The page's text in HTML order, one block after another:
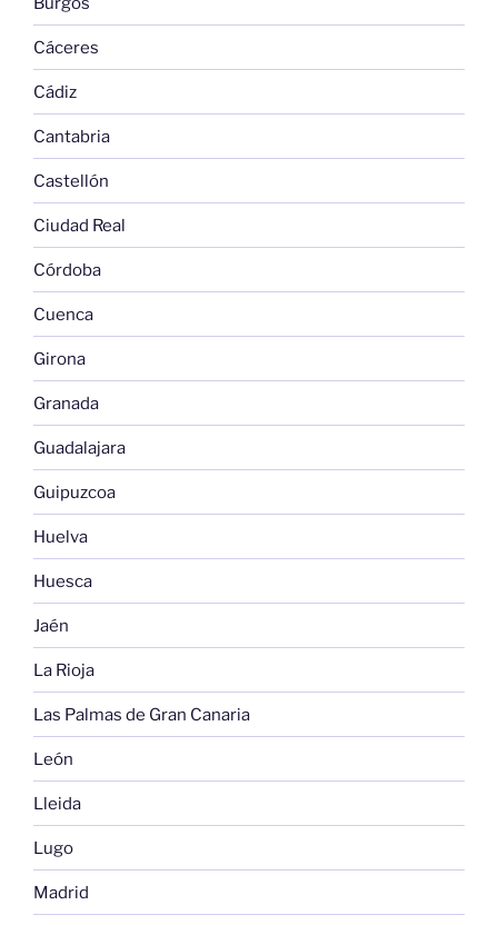
Cáceres
Cádiz
Cantabria
Castellón
Ciudad Real
Córdoba
Cuenca
Girona
Granada
Guadalajara
Guipuzcoa
Huelva
Huesca
Jaén
La Rioja
Las Palmas de Gran Canaria
León
Lleida
Lugo
Madrid